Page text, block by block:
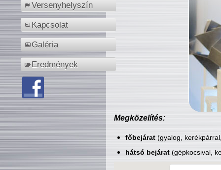
Versenyhelyszín
Kapcsolat
Galéria
Eredmények
Megközelítés:
főbejárat(gyalog,
hátsó bejárat(gépkocsival,